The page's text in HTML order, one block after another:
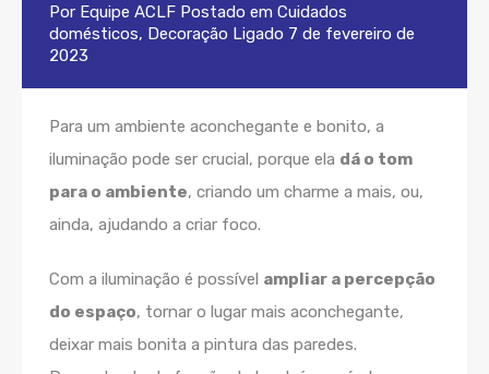
Por Equipe ACLF Postado em Cuidados
domésticos, Decoração Ligado 7 de fevereiro de
2023
Para um ambiente aconchegante e bonito, a
iluminação pode ser crucial, porque ela dá o tom
para o ambiente, criando um charme a mais, ou,
ainda, ajudando a criar foco.
Com a iluminação é possível ampliar a percepção
do espaço, tornar o lugar mais aconchegante,
deixar mais bonita a pintura das paredes.